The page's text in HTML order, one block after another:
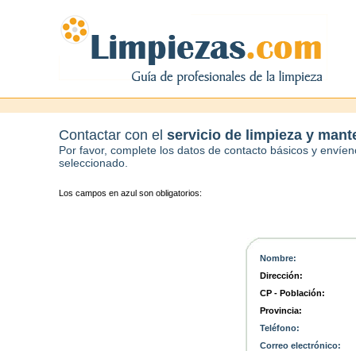
Contactar con el servicio de limpieza y
Por favor, complete los datos de contacto básicos y
seleccionado.
Los campos en azul son obligatorios:
Nombre:
Dirección:
CP - Población:
Provincia:
Teléfono:
Correo electrónico: